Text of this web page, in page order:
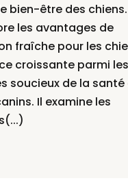
bien-être des
les avantages de
fraîche pour les
croissante parmi les
soucieux de la santé
Il examine les